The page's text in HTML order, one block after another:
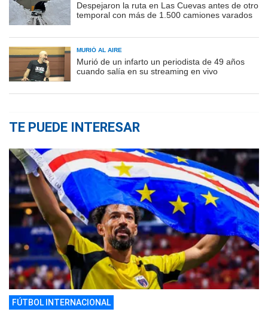
Despejaron la ruta en Las Cuevas antes de otro
temporal con más de 1.500 camiones varados
MURIÓ AL AIRE
Murió de un infarto un periodista de 49 años
cuando salía en su streaming en vivo
TE PUEDE INTERESAR
FÚTBOL INTERNACIONAL